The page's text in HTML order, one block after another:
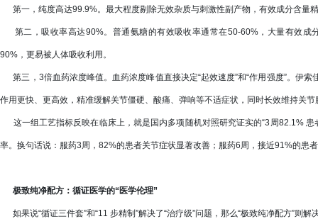
第一，纯度高达99.9%。最大程度剔除无效杂质与刺激性副产物，有效成分含量
第二，吸收率高达90%。普通氨糖的有效吸收率通常在50-60%，大量有效成
90%，更易被人体吸收利用。
第三，3倍血药浓度峰值。血药浓度峰值直接决定“起效速度”和“作用强度”。伊
作用更快、更高效，精准缓解关节僵硬、酸痛、弹响等不适症状，同时长效维持关
这一组工艺指标反映在临床上，就是国内多项随机对照研究证实的“3周82.1%
率。换句话说：服药3周，82%的患者关节症状显著改善；服药6周，接近91%的患
极致纯净配方：循证医学的“医学伦理”
如果说“循证三件套”和“11 步精制”解决了“治疗级”问题，那么“极致纯净配方”则解